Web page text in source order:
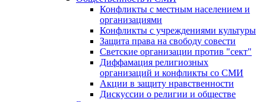
Конфликты с местным населением и
организациями
Конфликты с учреждениями культуры
Защита права на свободу совести
Светские организации против "сект"
Диффамация религиозных
организаций и конфликты со СМИ
Акции в защиту нравственности
Дискуссии о религии и обществе